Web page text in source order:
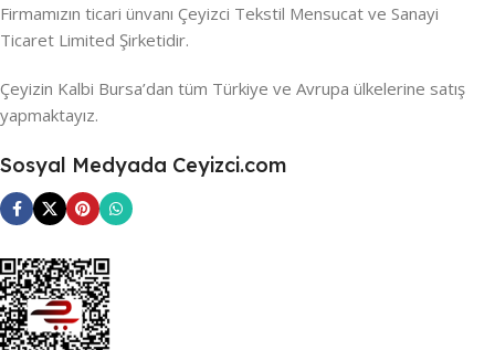
Firmamızın ticari ünvanı Çeyizci Tekstil Mensucat ve Sanayi
Ticaret Limited Şirketidir.
Çeyizin Kalbi Bursa’dan tüm Türkiye ve Avrupa ülkelerine satış
yapmaktayız.
Sosyal Medyada Ceyizci.com